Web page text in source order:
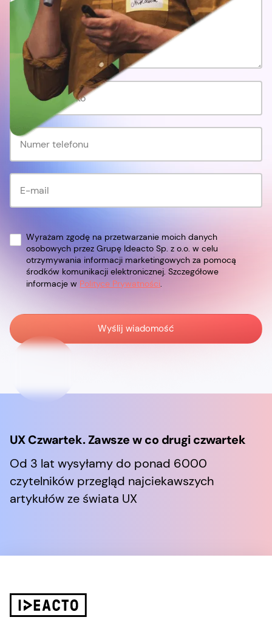
Wyrażam zgodę na przetwarzanie moich danych
osobowych przez Grupę Ideacto Sp. z o.o. w celu
otrzymywania informacji marketingowych za pomocą
środków komunikacji elektronicznej. Szczegółowe
informacje w Polityce Prywatności.
UX Czwartek. Zawsze w co drugi czwartek
Od 3 lat wysyłamy do ponad 6000
czytelników przegląd najciekawszych
artykułów ze świata UX